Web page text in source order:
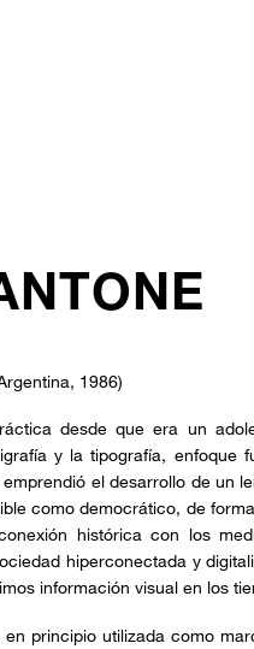
1986)
desde que era un
y la tipografía, enfoque
el desarrollo de un
como democrático, de
histórica con los
hiperconectada y
información visual en los
en principio utilizada como